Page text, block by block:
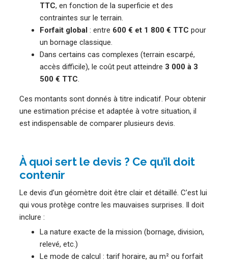
TTC, en fonction de la superficie et des
contraintes sur le terrain.
Forfait global : entre 600 € et 1 800 € TTC pour
un bornage classique.
Dans certains cas complexes (terrain escarpé,
accès difficile), le coût peut atteindre 3 000 à 3
500 € TTC.
Ces montants sont donnés à titre indicatif. Pour obtenir
une estimation précise et adaptée à votre situation, il
est indispensable de comparer plusieurs devis.
À quoi sert le devis ? Ce qu’il doit
contenir
Le devis d’un géomètre doit être clair et détaillé. C’est lui
qui vous protège contre les mauvaises surprises. Il doit
inclure :
La nature exacte de la mission (bornage, division,
relevé, etc.)
Le mode de calcul : tarif horaire, au m² ou forfait